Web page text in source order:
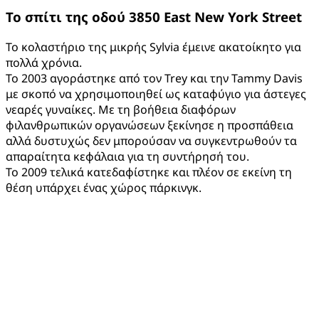
Το σπίτι της οδού 3850 East New York Street
Το κολαστήριο της μικρής Sylvia έμεινε ακατοίκητο για
πολλά χρόνια.
Το 2003 αγοράστηκε από τον Trey και την Tammy Davis
με σκοπό να χρησιμοποιηθεί ως καταφύγιο για άστεγες
νεαρές γυναίκες. Με τη βοήθεια διαφόρων
φιλανθρωπικών οργανώσεων ξεκίνησε η προσπάθεια
αλλά δυστυχώς δεν μπορούσαν να συγκεντρωθούν τα
απαραίτητα κεφάλαια για τη συντήρησή του.
Το 2009 τελικά κατεδαφίστηκε και πλέον σε εκείνη τη
θέση υπάρχει ένας χώρος πάρκινγκ.